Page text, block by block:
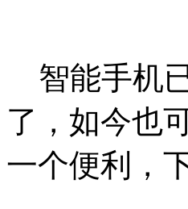
智能手机
了，如今也
一个便利，